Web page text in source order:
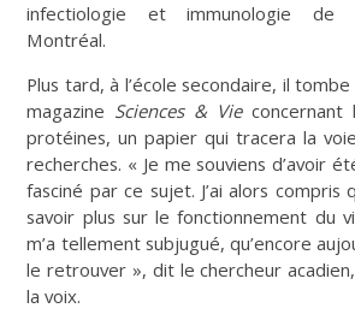
infectiologie et immunologie de
Montréal.
Plus tard, à l’école secondaire, il
magazine Sciences & Vieconcernant
protéines, un papier qui tracera la
recherches. « Je me souviens d’avoir
fasciné par ce sujet. J’ai alors compris
savoir plus sur le fonctionnement du
m’a tellement subjugué, qu’encore
le retrouver », dit le chercheur
la voix.